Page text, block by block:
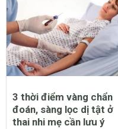
3 thời điểm vàng chẩn
đoán, sàng lọc dị tật ở
thai nhi mẹ cần lưu ý